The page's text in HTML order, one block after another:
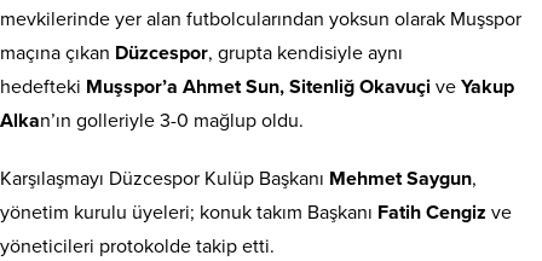
mevkilerinde yer alan futbolcularından yoksun olarak Muşspor
maçına çıkan Düzcespor, grupta kendisiyle aynı
hedefteki Muşspor’a Ahmet Sun, Sitenliğ Okavuçi ve Yakup
Alkan’ın golleriyle 3-0 mağlup oldu.
Karşılaşmayı Düzcespor Kulüp Başkanı Mehmet Saygun,
yönetim kurulu üyeleri; konuk takım Başkanı Fatih Cengiz ve
yöneticileri protokolde takip etti.